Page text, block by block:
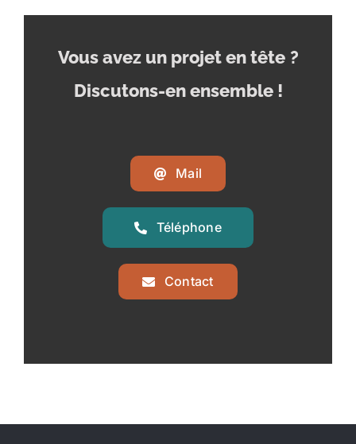
Vous avez un projet en tête ?
Discutons-en ensemble !
Mail
Téléphone
Contact